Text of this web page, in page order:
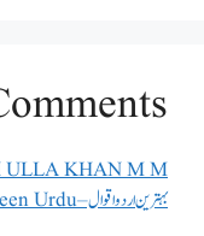
KHAN M M
بہترین اردو اقوال – Aqwal e Zareen Urdu